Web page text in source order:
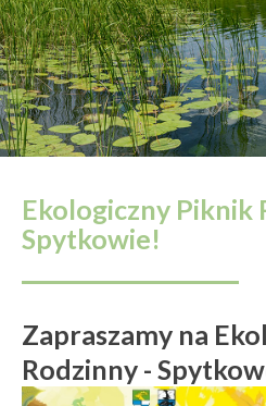
Ekologiczny Piknik
Spytkowie!
Zapraszamy na
Rodzinny -